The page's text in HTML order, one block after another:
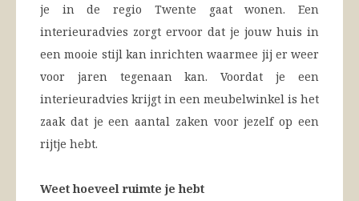
je in de regio Twente gaat wonen. Een
interieuradvies zorgt ervoor dat je jouw huis in
een mooie stijl kan inrichten waarmee jij er weer
voor jaren tegenaan kan. Voordat je een
interieuradvies krijgt in een meubelwinkel is het
zaak dat je een aantal zaken voor jezelf op een
rijtje hebt.
Weet hoeveel ruimte je hebt